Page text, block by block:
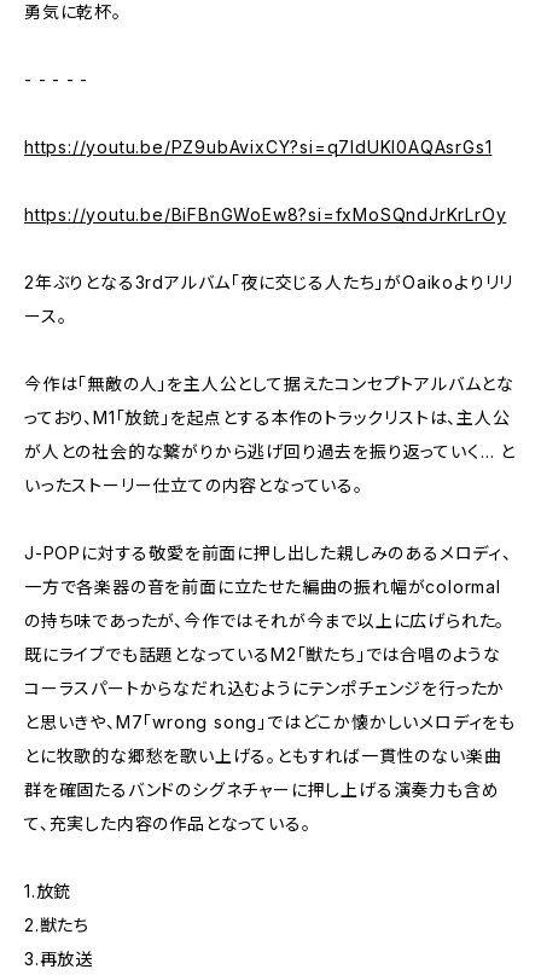
勇気に乾杯。
- - - - -
https://youtu.be/PZ9ubAvixCY?si=q7IdUKl0AQAsrGs1
https://youtu.be/BiFBnGWoEw8?si=fxMoSQndJrKrLrOy
2年ぶりとなる3rdアルバム「夜に交じる人たち」がOaikoよりリリ
ース。
今作は「無敵の人」を主人公として据えたコンセプトアルバムとな
っており、M1「放銃」を起点とする本作のトラックリストは、主人公
が人との社会的な繋がりから逃げ回り過去を振り返っていく… と
いったストーリー仕立ての内容となっている。
J-POPに対する敬愛を前面に押し出した親しみのあるメロディ、
一方で各楽器の音を前面に立たせた編曲の振れ幅がcolormal
の持ち味であったが、今作ではそれが今まで以上に広げられた。
既にライブでも話題となっているM2「獣たち」では合唱のような
コーラスパートからなだれ込むようにテンポチェンジを行ったか
と思いきや、M7「wrong song」ではどこか懐かしいメロディをも
とに牧歌的な郷愁を歌い上げる。ともすれば一貫性のない楽曲
群を確固たるバンドのシグネチャーに押し上げる演奏力も含め
て、充実した内容の作品となっている。
1.放銃
2.獣たち
3.再放送